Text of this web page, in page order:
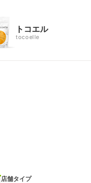
トコエル
tocoelle
店舗タイプ